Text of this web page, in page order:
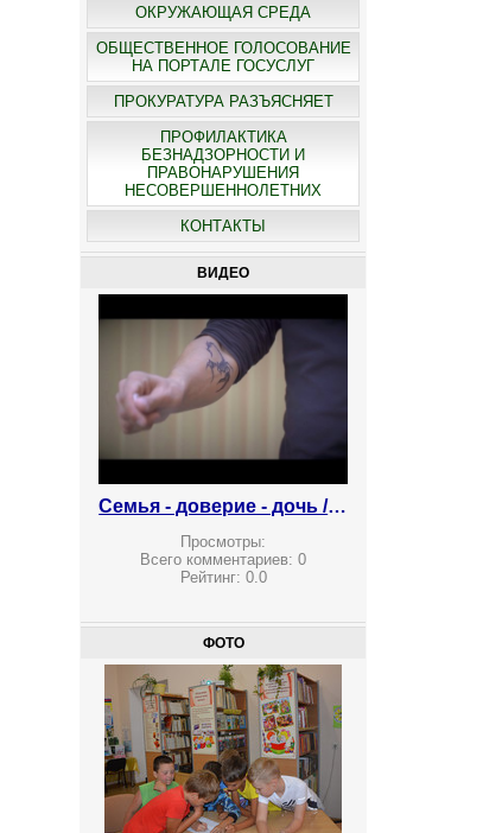
ОКРУЖАЮЩАЯ СРЕДА
ОБЩЕСТВЕННОЕ ГОЛОСОВАНИЕ
НА ПОРТАЛЕ ГОСУСЛУГ
ПРОКУРАТУРА РАЗЪЯСНЯЕТ
ПРОФИЛАКТИКА
БЕЗНАДЗОРНОСТИ И
ПРАВОНАРУШЕНИЯ
НЕСОВЕРШЕННОЛЕТНИХ
КОНТАКТЫ
ВИДЕО
Семья - доверие - дочь / Anti-drug PSA Russia - daughter
Просмотры:
Всего комментариев:0
Рейтинг: 0.0
ФОТО